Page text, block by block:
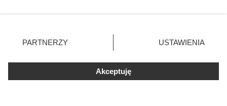
zmienić/wycofać klikając przycisk ustawień prywatności
znajdujący się w lewym dolnym rogu strony. Niektóre
użytkownika, ale masz prawo sprzeciwić się takiemu
przetwarzaniu. Preferencje będą miały zastosowania tylko
PARTNERZY USTAWIENIA
Akceptuję